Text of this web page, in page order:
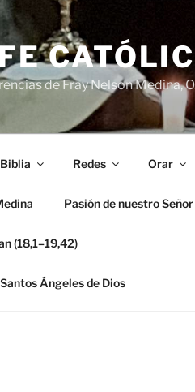
de Fray Nelson Medina,
Biblia Redes Orar
Pasión de nuestro
(18,1–19,42)
Ángeles de Dios